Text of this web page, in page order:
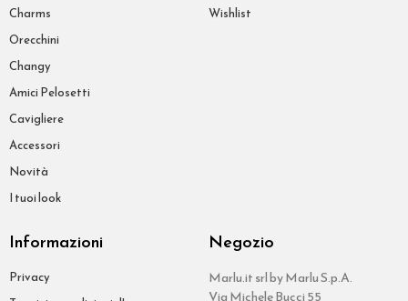
Charms
Orecchini
Changy
Amici Pelosetti
Cavigliere
Accessori
Novità
I tuoi look
Wishlist
Informazioni
Privacy
Negozio
Marlu.it srl by Marlu S.p.A.
Via Michele Bucci 55